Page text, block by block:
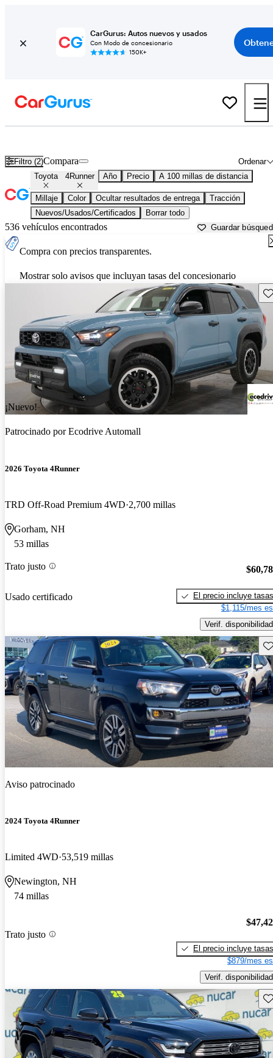
CarGurus: Autos nuevos y usados
Con Modo de concesionario
150K+
Filtro (2) Ordenar
Compara
Toyota 4Runner Año Precio A 100 millas de distancia
Millaje Color Ocultar resultados de entrega
Tracción
Nuevos/Usados/Certificados
Borrar todo
536 vehículos encontrados Guardar
Compra con precios transparentes.
Mostrar solo avisos que incluyan tasas del concesionario
¡Nuevo!
Patrocinado porEcodrive Automall
2026 Toyota 4Runner
TRD Off-Road Premium 4WD 2,700 millas
Gorham, NH
53 millas
Trato justo
Usado certificado
El precio incluye tasas
$1,115/mes
Verif. disponibilidad
Aviso patrocinado
2024 Toyota 4Runner
Limited 4WD 53,519 millas
Newington, NH
74 millas
Trato justo
El precio incluye tasas
$879/mes
Verif. disponibilidad